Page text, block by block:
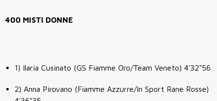
400 MISTI DONNE
1) Ilaria Cusinato (GS Fiamme Oro/Team Veneto) 4'32"56
2) Anna Pirovano (Fiamme Azzurre/In Sport Rane Rosse)